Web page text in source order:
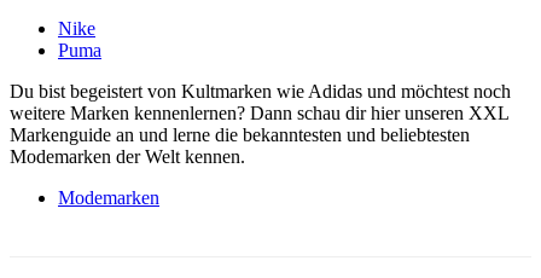
Nike
Puma
Du bist begeistert von Kultmarken wie Adidas und möchtest noch
weitere Marken kennenlernen? Dann schau dir hier unseren XXL
Markenguide an und lerne die bekanntesten und beliebtesten
Modemarken der Welt kennen.
Modemarken